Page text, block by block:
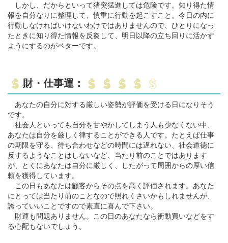
しかし、だからといって猪突猛進しては危険です。知り得た情
報を自分なりに整理して、慎重に行動を起こすこと。今日の内に
行動しなければいけないわけではありませんので、ひとりになっ
たときに知り得た情報を反芻して、明日以降の立ち回りに活かす
ようにするのがベターです。
財・仕事運：
あなたの自分に対する厳しい姿勢が評価を受ける日になりそう
です。
社会人といっても自分を甘やかしてしまう人も少なくない中、
あなたは自分を厳しく律することができる人です。たとえば仕事
の期限を守る、待ち合わせなどの時間には遅れない、社会道徳に
反するようなことはしないなど、当たり前のことではあります
が、とくにあなたは自分に厳しく、したがって周囲からの厚い信
頼を獲得しています。
この日もあなたは顧客からその点を高く評価されます。あなた
にとっては当たり前のことなので照れくさいかもしれませんが、
誇っていいことですので素直に喜んで下さい。
財運も問題ありません。この日のあなたなら衝動買いなどをす
る心配もないでしょう。